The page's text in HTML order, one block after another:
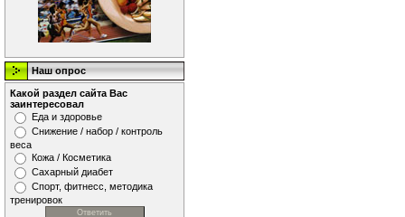
Наш опрос
Какой раздел сайта Вас
заинтересовал
Еда и здоровье
Снижение / набор / контроль
веса
Кожа / Косметика
Сахарный диабет
Спорт, фитнесс, методика
тренировок